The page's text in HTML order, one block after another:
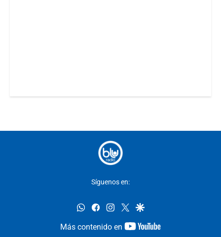
Síguenos en:
whatsappfacebookinstagram
twittergoogle
Más contenido en
youtube-